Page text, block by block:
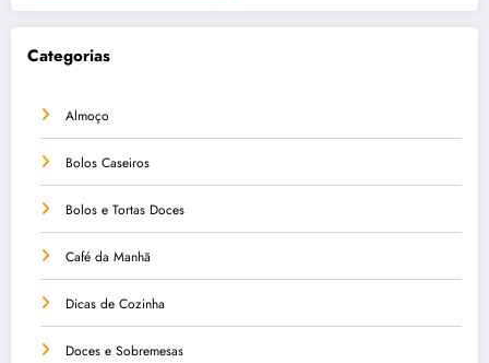
Categorias
Almoço
Bolos Caseiros
Bolos e Tortas Doces
Café da Manhã
Dicas de Cozinha
Doces e Sobremesas